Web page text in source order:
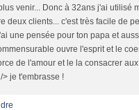
venir... Donc à 32ans j'ai utilisé
deux clients... c'est très facile de
une pensée pour ton papa et
ouvre l'esprit et le
de l'amour et le la consacrer
> je t'embrasse !